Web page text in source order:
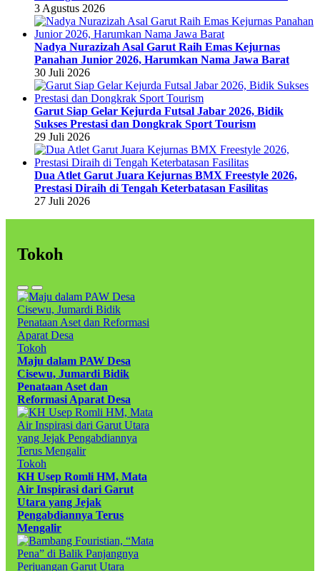
3 Agustus 2026
Nadya Nurazizah Asal Garut Raih Emas Kejurnas
Panahan Junior 2026, Harumkan Nama Jawa Barat
30 Juli 2026
Garut Siap Gelar Kejurda Futsal Jabar 2026, Bidik
Sukses Prestasi dan Dongkrak Sport Tourism
29 Juli 2026
Dua Atlet Garut Juara Kejurnas BMX Freestyle 2026,
Prestasi Diraih di Tengah Keterbatasan Fasilitas
27 Juli 2026
Tokoh
Tokoh
Maju dalam PAW Desa
Cisewu, Jumardi Bidik
Penataan Aset dan
Reformasi Aparat Desa
Tokoh
KH Usep Romli HM, Mata
Air Inspirasi dari Garut
Utara yang Jejak
Pengabdiannya Terus
Mengalir